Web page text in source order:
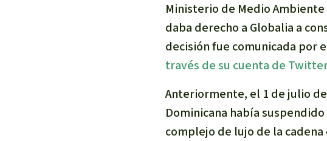
Ministerio de Medio
daba derecho a Globalia a
decisión fue comunicada por
través de su cuenta de Twitter
Anteriormente, el 1 de julio
Dominicana había
complejo de lujo de la